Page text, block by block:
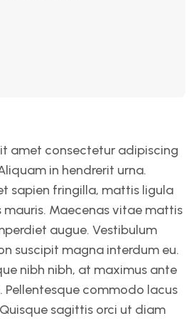
amet consectetur adipiscing
in hendrerit urna.
sapien fringilla, mattis ligula
Maecenas vitae mattis
augue. Vestibulum
suscipit magna interdum eu.
nibh nibh, at maximus ante
commodo lacus
sagittis orci ut diam